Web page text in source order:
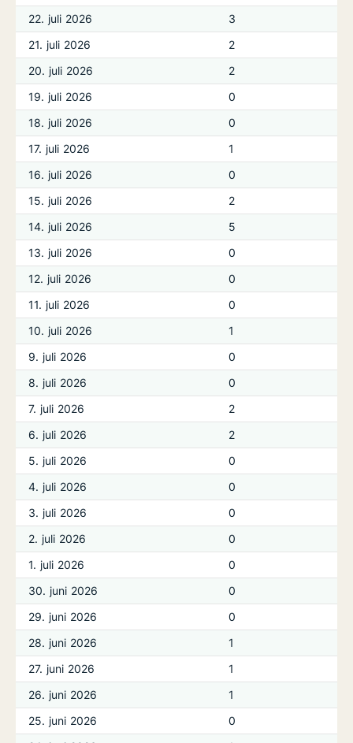
22. juli 2026
3
21. juli 2026
2
20. juli 2026
2
19. juli 2026
0
18. juli 2026
0
17. juli 2026
1
16. juli 2026
0
15. juli 2026
2
14. juli 2026
5
13. juli 2026
0
12. juli 2026
0
11. juli 2026
0
10. juli 2026
1
9. juli 2026
0
8. juli 2026
0
7. juli 2026
2
6. juli 2026
2
5. juli 2026
0
4. juli 2026
0
3. juli 2026
0
2. juli 2026
0
1. juli 2026
0
30. juni 2026
0
29. juni 2026
0
28. juni 2026
1
27. juni 2026
1
26. juni 2026
1
25. juni 2026
0